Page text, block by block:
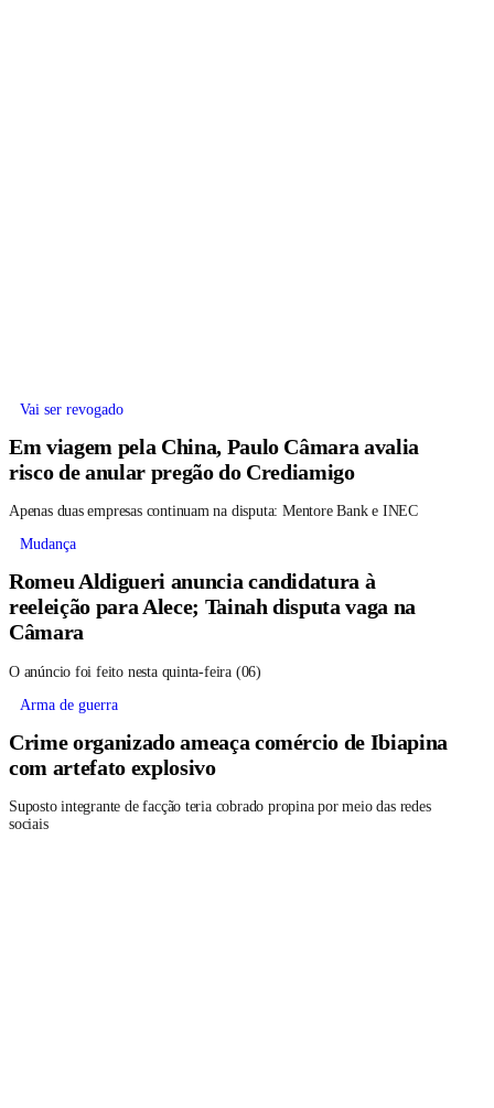
Vai ser revogado
Em viagem pela China, Paulo Câmara avalia
risco de anular pregão do Crediamigo
Apenas duas empresas continuam na disputa: Mentore Bank e INEC
Mudança
Romeu Aldigueri anuncia candidatura à
reeleição para Alece; Tainah disputa vaga na
Câmara
O anúncio foi feito nesta quinta-feira (06)
Arma de guerra
Crime organizado ameaça comércio de Ibiapina
com artefato explosivo
Suposto integrante de facção teria cobrado propina por meio das redes
sociais